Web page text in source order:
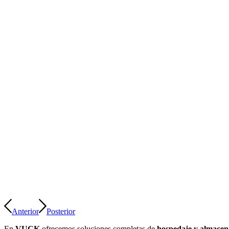
Anterior
Posterior